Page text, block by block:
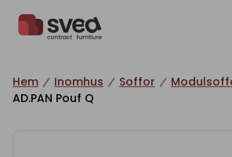
Hem Inomhus Soffor
AD.PAN Pouf Q